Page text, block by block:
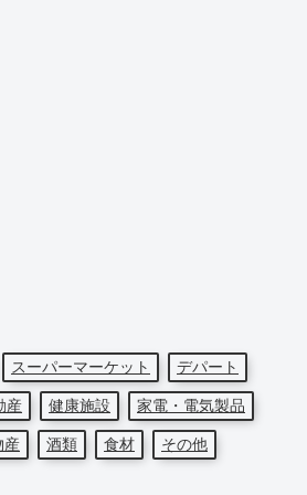
スーパーマーケット
デパート
産 健康施設
家電・電気製品
産 酒類 食材 その他